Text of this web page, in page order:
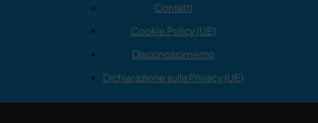
Contatti
Cookie Policy (UE)
Disconoscimento
Dichiarazione sulla Privacy (UE)